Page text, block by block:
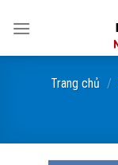
Trang chủ /